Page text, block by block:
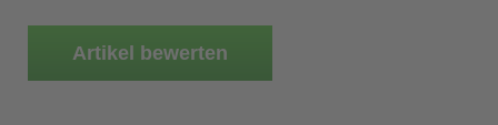
Artikel bewerten